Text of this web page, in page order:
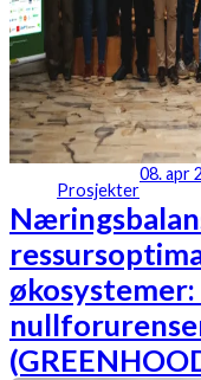
Prosjekter
08. apr